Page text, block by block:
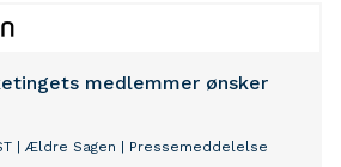
sin erfaring med, hvordan man
og resultater, som også kan
Institut med konkrete
fynske virksomheder griber
intelligens an, så det kan
medlemmer ønsker
Ældre Sagen Pressemeddelelse